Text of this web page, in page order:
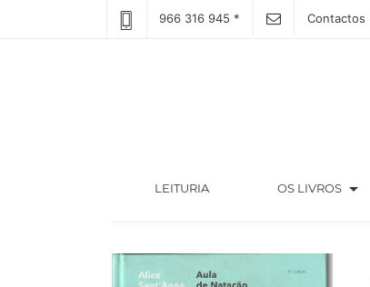
966 316 945 * Contactos
LEITURIA(CURRENT) OS LIVROS arrow_drop_down